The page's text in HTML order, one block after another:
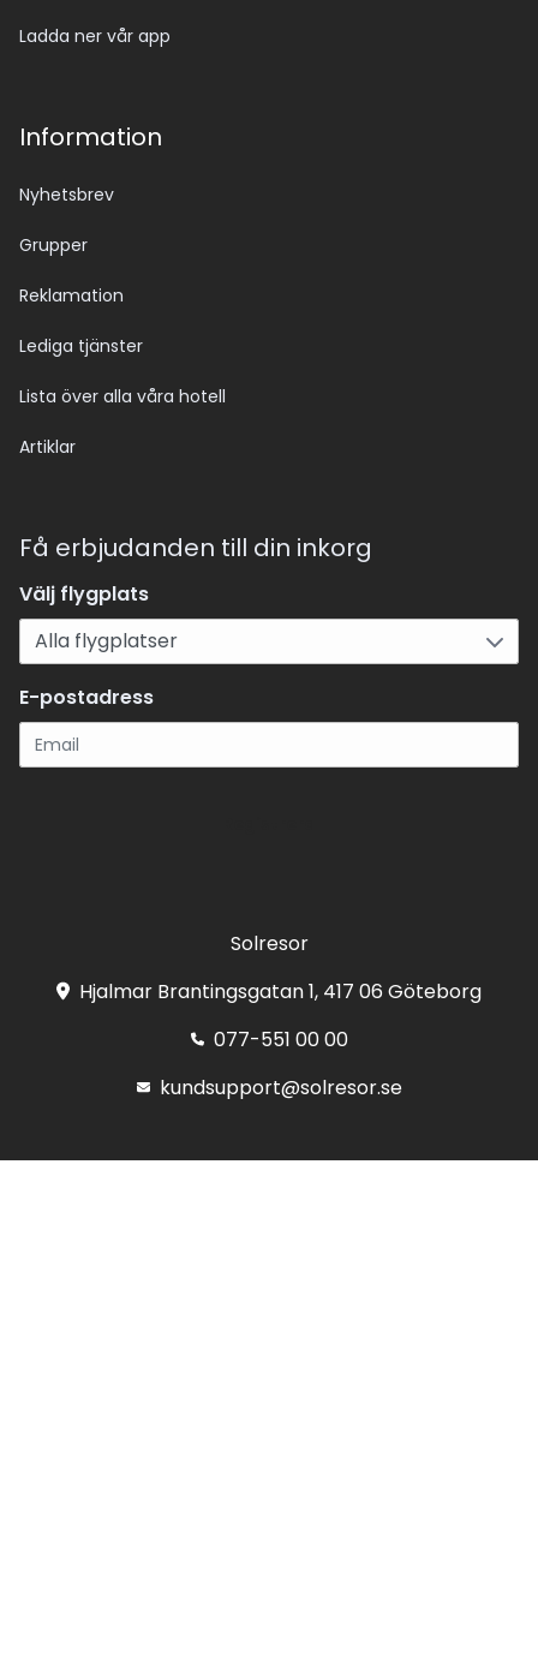
Ladda ner vår app
Information
Nyhetsbrev
Grupper
Reklamation
Lediga tjänster
Lista över alla våra hotell
Artiklar
Få erbjudanden till din inkorg
Välj flygplats
E-postadress
Solresor
Hjalmar Brantingsgatan 1, 417 06 Göteborg
077-551 00 00
kundsupport@solresor.se